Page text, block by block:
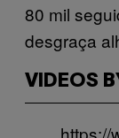
80 mil
desgraça
VIDEOS
https://